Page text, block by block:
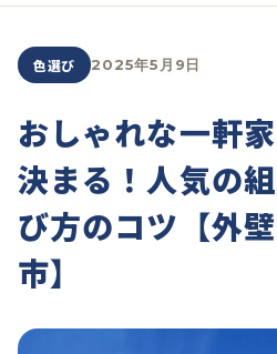
色選び 2025年5月9日
おしゃれな一軒
決まる！人気の
び方のコツ【外
市】